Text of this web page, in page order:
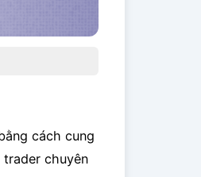
cách cung
chuyên